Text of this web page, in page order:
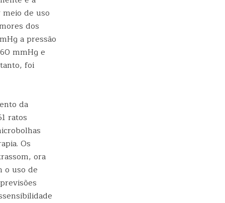
de uso
dos
a pressão
mmHg e
foi
da
ratos
Os
ora
o uso de